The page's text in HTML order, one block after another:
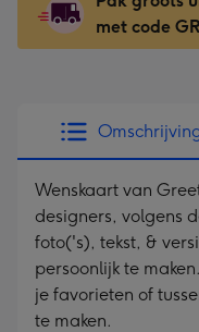
160
mm
167
x
-
Voor
-
Dimensions:
241
x
333
mm
met code
Wenskaart van
designers, volgens
foto('s), tekst, &
persoonlijk te
je favorieten of
te maken.